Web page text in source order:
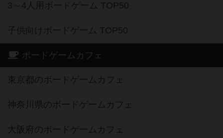
3～4人用ボードゲーム TOP50
子供向けボードゲーム TOP50
ボードゲームカフェ
東京都のボードゲームカフェ
神奈川県のボードゲームカフェ
大阪府のボードゲームカフェ